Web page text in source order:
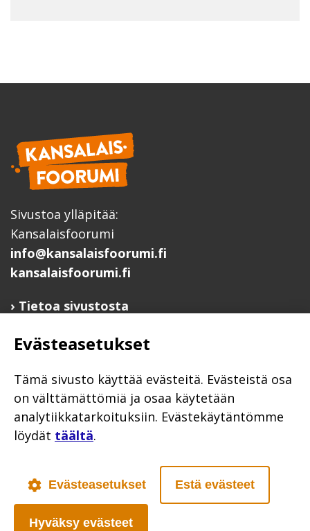
Sivustoa ylläpitää:
Kansalaisfoorumi
info@kansalaisfoorumi.fi
kansalaisfoorumi.fi
Tietoa sivustosta
Ilmoita järjestösi järjestöhakemistoon
Järjestötietäjä-testi
Anna palautetta
Saavutettavuusseloste
Evästekäytännöt
Evästeasetukset
Tämä sivusto käyttää evästeitä. Evästeistä osa
on välttämättömiä ja osaa käytetään
analytiikkatarkoituksiin. Evästekäytäntömme
löydät täältä.
Evästeasetukset Estä evästeet
Hyväksy evästeet